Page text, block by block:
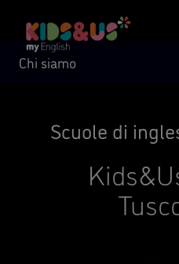
Scuole di
Chi siamo